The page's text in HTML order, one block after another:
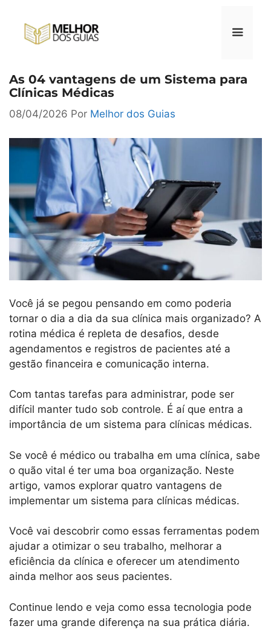
Menu
As 04 vantagens de um Sistema para
Clínicas Médicas
08/04/2026 Por Melhor dos Guias
Você já se pegou pensando em como poderia
tornar o dia a dia da sua clínica mais organizado? A
rotina médica é repleta de desafios, desde
agendamentos e registros de pacientes até a
gestão financeira e comunicação interna.
Com tantas tarefas para administrar, pode ser
difícil manter tudo sob controle. É aí que entra a
importância de um sistema para clínicas médicas.
Se você é médico ou trabalha em uma clínica, sabe
o quão vital é ter uma boa organização. Neste
artigo, vamos explorar quatro vantagens de
implementar um sistema para clínicas médicas.
Você vai descobrir como essas ferramentas podem
ajudar a otimizar o seu trabalho, melhorar a
eficiência da clínica e oferecer um atendimento
ainda melhor aos seus pacientes.
Continue lendo e veja como essa tecnologia pode
fazer uma grande diferença na sua prática diária.